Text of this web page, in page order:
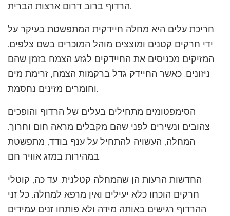
הרדוף ברוב דרום ארצות הברית.
חריכת עלים היא מחלה חיידקית המתפשטת בעיקר על
ידי חרקים קטנים ומוצצים מוהל המוכרים בשם צלפים.
המזיקים מכניסים את החיידקים לגזע הצמח בזמן שהם
ניזונים. כאשר החיידק גדל ברקמות הצמח, זרימת מים
וחומרים מזינים נחסמת.
הסימפטומים מתחילים בעלים של הרדוף והופכים
צהובים ונשירים לפני שהם מקבלים מראה חום וחרוך.
המחלה, העשויה להתחיל על ענף בודד, מתפשטת
במהירות במזג אוויר חם.
החדשות הרעות הן שהמחלה קטלנית. עד כה, קוטלי
חרקים הוכחו כלא יעילים ואין מרפא למחלה. כל זני
ההרדוף רגישים באותה מידה ולא פותחו זנים עמידים